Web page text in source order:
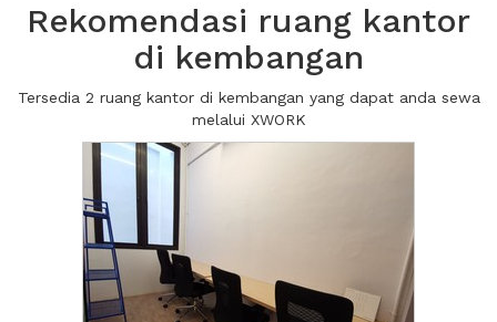
Rekomendasi ruang kantor
di kembangan
Tersedia 2 ruang kantor di kembangan yang dapat anda sewa
melalui XWORK